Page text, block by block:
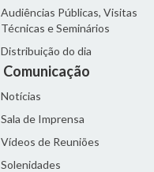
Audiências Públicas, Visitas
Técnicas e Seminários
Distribuição do dia
Comunicação
Notícias
Sala de Imprensa
Vídeos de Reuniões
Solenidades